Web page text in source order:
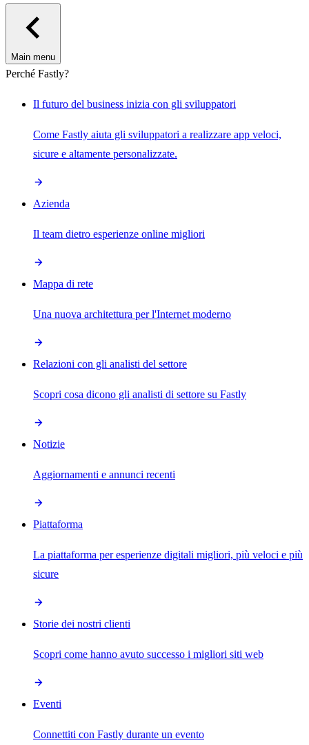
Main menu
Perché Fastly?
Il futuro del business inizia con gli sviluppatori
Come Fastly aiuta gli sviluppatori a realizzare app veloci,
sicure e altamente personalizzate.
Azienda
Il team dietro esperienze online migliori
Mappa di rete
Una nuova architettura per l'Internet moderno
Relazioni con gli analisti del settore
Scopri cosa dicono gli analisti di settore su Fastly
Notizie
Aggiornamenti e annunci recenti
Piattaforma
La piattaforma per esperienze digitali migliori, più veloci e più
sicure
Storie dei nostri clienti
Scopri come hanno avuto successo i migliori siti web
Eventi
Connettiti con Fastly durante un evento